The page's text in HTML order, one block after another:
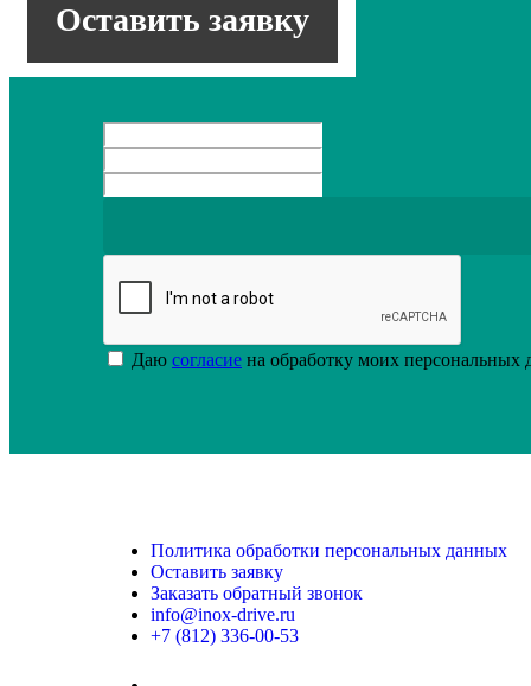
Оставить заявку
Даю согласие на обработку моих
Политика обработки персональных данных
Оставить заявку
Заказать обратный звонок
info@inox-drive.ru
+7 (812) 336-00-53